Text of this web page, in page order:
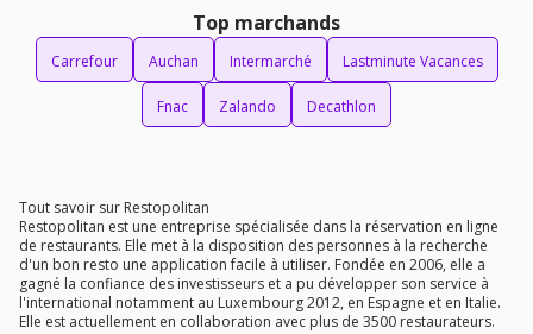
Top marchands
Carrefour Auchan Intermarché Lastminute Vacances
Fnac Zalando Decathlon
Tout savoir sur Restopolitan
Restopolitan est une entreprise spécialisée dans la réservation en ligne
de restaurants. Elle met à la disposition des personnes à la recherche
d'un bon resto une application facile à utiliser. Fondée en 2006, elle a
gagné la confiance des investisseurs et a pu développer son service à
l'international notamment au Luxembourg 2012, en Espagne et en Italie.
Elle est actuellement en collaboration avec plus de 3500 restaurateurs.